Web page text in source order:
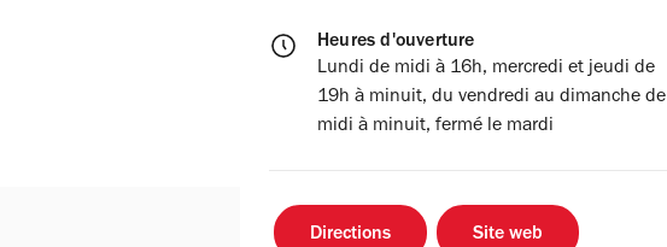
Heures d'ouverture
Lundi de midi à 16h, mercredi et jeudi de
19h à minuit, du vendredi au dimanche de
midi à minuit, fermé le mardi
Directions Site web